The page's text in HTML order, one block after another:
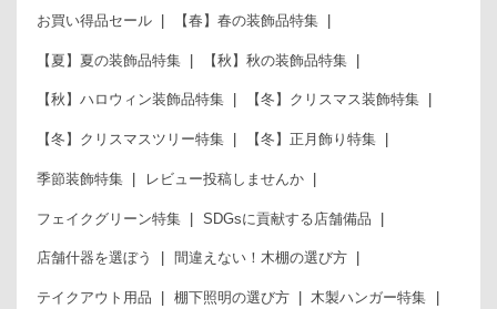
お買い得品セール 【春】春の装飾品特集
【夏】夏の装飾品特集 【秋】秋の装飾品特集
【秋】ハロウィン装飾品特集 【冬】クリスマス装飾特集
【冬】クリスマスツリー特集 【冬】正月飾り特集
季節装飾特集 レビュー投稿しませんか
フェイクグリーン特集 SDGsに貢献する店舗備品
店舗什器を選ぼう 間違えない！木棚の選び方
テイクアウト用品 棚下照明の選び方 木製ハンガー特集